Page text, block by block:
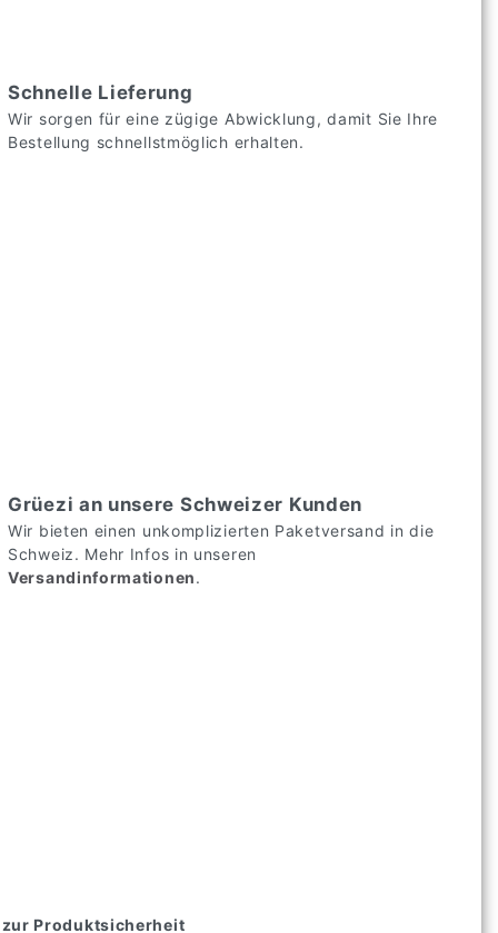
Schnelle Lieferung
Wir sorgen für eine zügige Abwicklung, damit Sie Ihre
Bestellung schnellstmöglich erhalten.
Grüezi an unsere Schweizer Kunden
Wir bieten einen unkomplizierten Paketversand in die
Schweiz. Mehr Infos in unseren
Versandinformationen.
zur Produktsicherheit